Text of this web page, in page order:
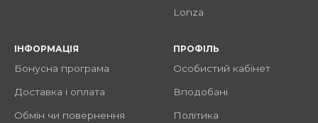
Lonza
ІНФОРМАЦІЯ
Бонусна програма
Доставка і оплата
Обмін чи повернення
ПРОФІЛЬ
Особистий кабінет
Вподобані
Політика